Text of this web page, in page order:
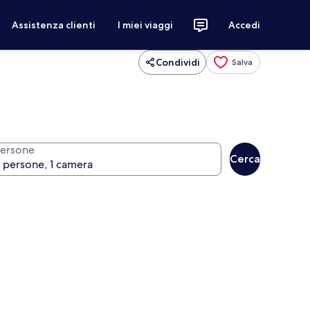
Assistenza clienti I miei viaggi Accedi
Condividi Salva
Cerca